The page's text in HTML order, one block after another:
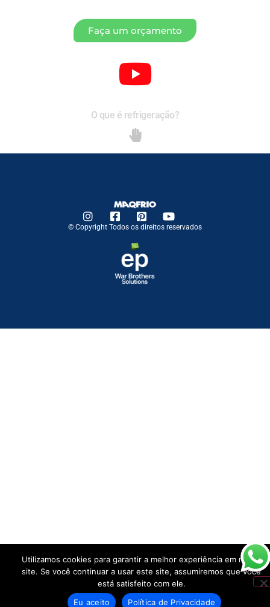
Faça um orçamento
O que é refrigeração?
© Copyright Todos os direitos reservados
Utilizamos cookies para garantir a melhor experiência em nosso
site. Se você continuar a usar este site, assumiremos que você
está satisfeito com ele.
Eu aceito
Política de Privacidade